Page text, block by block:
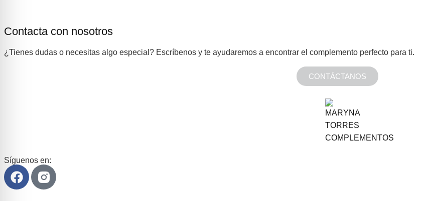
Contacta con nosotros
¿Tienes dudas o necesitas algo especial? Escríbenos y te ayudaremos a encontrar el complemento perfecto para ti.
CONTÁCTANOS
Síguenos en: